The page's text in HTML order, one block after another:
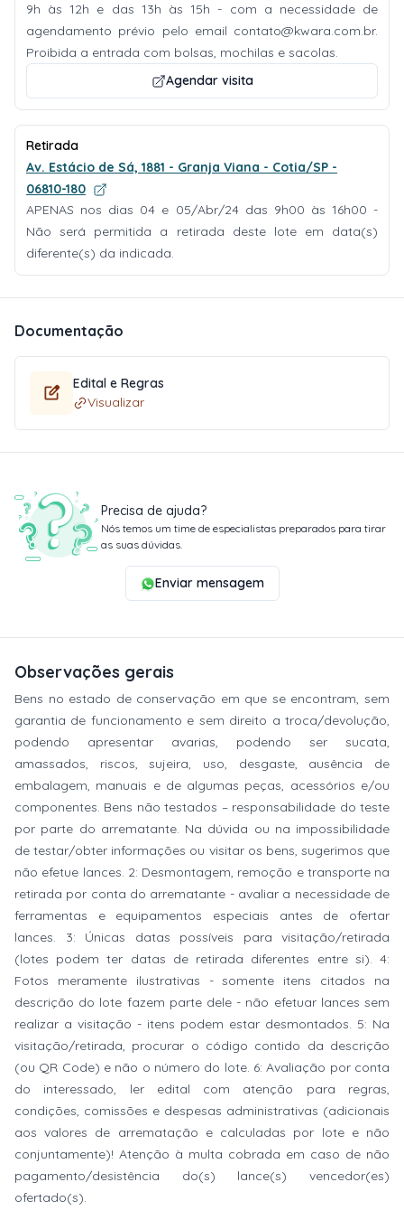
9h às 12h e das 13h às 15h - com a necessidade de
agendamento prévio pelo email contato@kwara.com.br.
Proibida a entrada com bolsas, mochilas e sacolas.
Agendar visita
Retirada
Av. Estácio de Sá, 1881 - Granja Viana - Cotia/SP -
06810-180
APENAS nos dias 04 e 05/Abr/24 das 9h00 às 16h00 -
Não será permitida a retirada deste lote em data(s)
diferente(s) da indicada.
Documentação
Edital e Regras
Visualizar
Precisa de ajuda?
Nós temos um time de especialistas preparados para tirar
as suas dúvidas.
Enviar mensagem
Observações gerais
Bens no estado de conservação em que se encontram, sem
garantia de funcionamento e sem direito a troca/devolução,
podendo apresentar avarias, podendo ser sucata,
amassados, riscos, sujeira, uso, desgaste, ausência de
embalagem, manuais e de algumas peças, acessórios e/ou
componentes. Bens não testados – responsabilidade do teste
por parte do arrematante. Na dúvida ou na impossibilidade
de testar/obter informações ou visitar os bens, sugerimos que
não efetue lances. 2: Desmontagem, remoção e transporte na
retirada por conta do arrematante - avaliar a necessidade de
ferramentas e equipamentos especiais antes de ofertar
lances. 3: Únicas datas possíveis para visitação/retirada
(lotes podem ter datas de retirada diferentes entre si). 4:
Fotos meramente ilustrativas - somente itens citados na
descrição do lote fazem parte dele - não efetuar lances sem
realizar a visitação - itens podem estar desmontados. 5: Na
visitação/retirada, procurar o código contido da descrição
(ou QR Code) e não o número do lote. 6: Avaliação por conta
do interessado, ler edital com atenção para regras,
condições, comissões e despesas administrativas (adicionais
aos valores de arrematação e calculadas por lote e não
conjuntamente)! Atenção à multa cobrada em caso de não
pagamento/desistência do(s) lance(s) vencedor(es)
ofertado(s).